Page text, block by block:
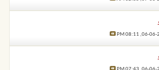
06-06-
08:11 PM